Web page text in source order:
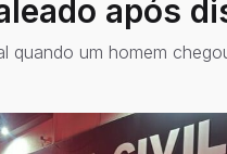
após
quando um homem